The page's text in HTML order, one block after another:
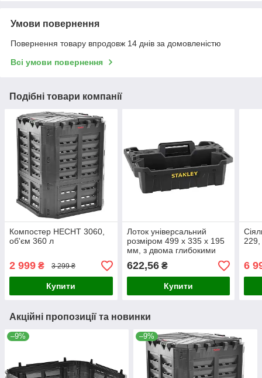
Умови повернення
Повернення товару впродовж 14 днів за домовленістю
Всі умови повернення
Подібні товари компанії
Компостер HECHT 3060,
об'єм 360 л
2 999 ₴ 3 299 ₴
Купити
Лоток універсальний
розміром 499 х 335 х 195
мм, з двома глибокими
відділеннями об’ємом 12
л STANLEY STST1-72359
622,56₴
Купити
6
Акційні пропозиції та новинки
–9% –9%